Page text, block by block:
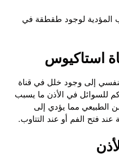
المؤدية لوجود طقطقة في
إلى وجود خلل في قناة
للسوائل في الأذن ما يسبب
الطبيعي مما يؤدي إلى
فتح الفم أو عند التتاوب.